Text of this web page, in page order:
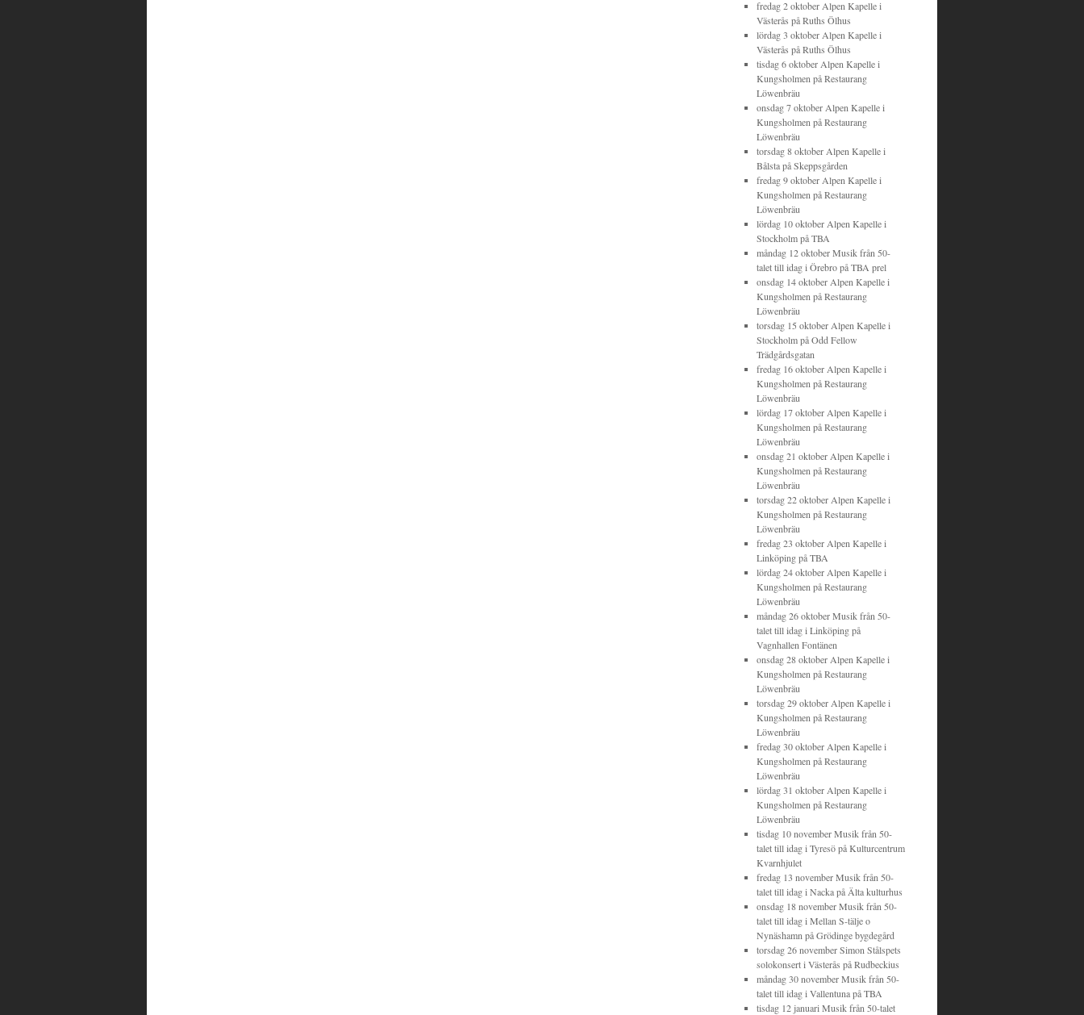
fredag 2 oktober Alpen Kapelle i
Västerås på Ruths Ölhus
lördag 3 oktober Alpen Kapelle i
Västerås på Ruths Ölhus
tisdag 6 oktober Alpen Kapelle i
Kungsholmen på Restaurang
Löwenbräu
onsdag 7 oktober Alpen Kapelle i
Kungsholmen på Restaurang
Löwenbräu
torsdag 8 oktober Alpen Kapelle i
Bålsta på Skeppsgården
fredag 9 oktober Alpen Kapelle i
Kungsholmen på Restaurang
Löwenbräu
lördag 10 oktober Alpen Kapelle i
Stockholm på TBA
måndag 12 oktoberMusik från 50-
talet till idag i Örebro på TBA prel
onsdag 14 oktober Alpen Kapelle i
Kungsholmen på Restaurang
Löwenbräu
torsdag 15 oktober Alpen Kapelle i
Stockholm på Odd Fellow
Trädgårdsgatan
fredag 16 oktober Alpen Kapelle i
Kungsholmen på Restaurang
Löwenbräu
lördag 17 oktober Alpen Kapelle i
Kungsholmen på Restaurang
Löwenbräu
onsdag 21 oktober Alpen Kapelle i
Kungsholmen på Restaurang
Löwenbräu
torsdag 22 oktober Alpen Kapelle i
Kungsholmen på Restaurang
Löwenbräu
fredag 23 oktober Alpen Kapelle i
Linköping på TBA
lördag 24 oktober Alpen Kapelle i
Kungsholmen på Restaurang
Löwenbräu
måndag 26 oktoberMusik från 50-
talet till idag i Linköping på
Vagnhallen Fontänen
onsdag 28 oktober Alpen Kapelle i
Kungsholmen på Restaurang
Löwenbräu
torsdag 29 oktober Alpen Kapelle i
Kungsholmen på Restaurang
Löwenbräu
fredag 30 oktober Alpen Kapelle i
Kungsholmen på Restaurang
Löwenbräu
lördag 31 oktober Alpen Kapelle i
Kungsholmen på Restaurang
Löwenbräu
tisdag 10 novemberMusik från 50-
talet till idag i Tyresö på Kulturcentrum
Kvarnhjulet
fredag 13 novemberMusik från 50-
talet till idag i Nacka på Älta kulturhus
onsdag 18 novemberMusik från 50-
talet till idag i Mellan S-tälje o
Nynäshamn på Grödinge bygdegård
torsdag 26 novemberSimon Stålspets
solokonsert i Västerås på Rudbeckius
måndag 30 novemberMusik från 50-
talet till idag i Vallentuna på TBA
tisdag 12 januari Musik från 50-talet